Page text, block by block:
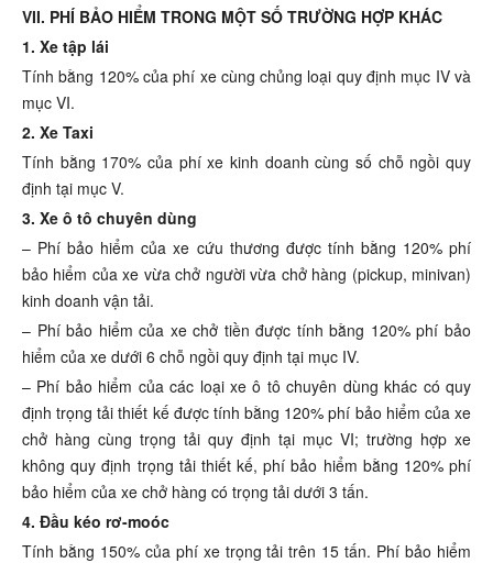
VII. PHÍ BẢO HIỂM TRONG MỘT SỐ TRƯỜNG HỢP KHÁC
1. Xe tập lái
Tính bằng 120% của phí xe cùng chủng loại quy định mục IV và
mục VI.
2. Xe Taxi
Tính bằng 170% của phí xe kinh doanh cùng số chỗ ngồi quy
định tại mục V.
3. Xe ô tô chuyên dùng
– Phí bảo hiểm của xe cứu thương được tính bằng 120% phí
bảo hiểm của xe vừa chở người vừa chở hàng (pickup, minivan)
kinh doanh vận tải.
– Phí bảo hiểm của xe chở tiền được tính bằng 120% phí bảo
hiểm của xe dưới 6 chỗ ngồi quy định tại mục IV.
– Phí bảo hiểm của các loại xe ô tô chuyên dùng khác có quy
định trọng tải thiết kế được tính bằng 120% phí bảo hiểm của xe
chở hàng cùng trọng tải quy định tại mục VI; trường hợp xe
không quy định trọng tải thiết kế, phí bảo hiểm bằng 120% phí
bảo hiểm của xe chở hàng có trọng tải dưới 3 tấn.
4. Đầu kéo rơ-moóc
Tính bằng 150% của phí xe trọng tải trên 15 tấn. Phí bảo hiểm